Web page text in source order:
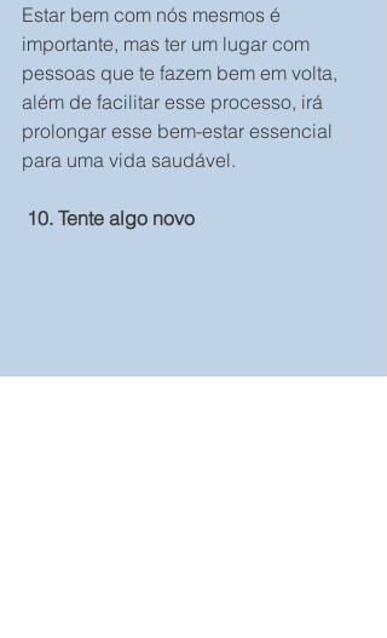
Estar bem com nós mesmos é
importante, mas ter um lugar com
pessoas que te fazem bem em volta,
além de facilitar esse processo, irá
prolongar esse bem-estar essencial
para uma vida saudável.
10. Tente algo novo